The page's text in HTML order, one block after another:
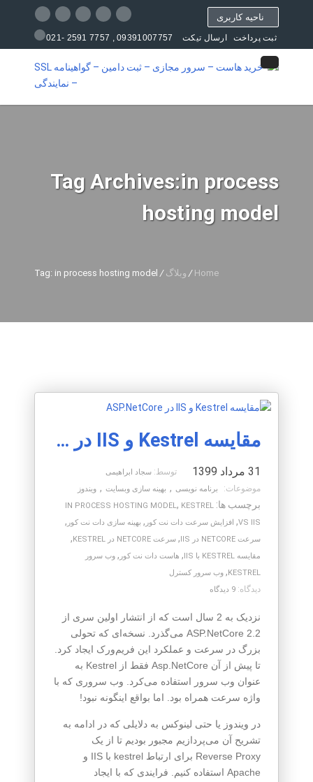
ناحیه کاربری
09391007757 , 7757 2591 -021 ثبت پرداخت
ارسال تیکت
مرکز آموزش
Tag Archives:in process
hosting model
Home
/ وبلاگ /
Tag: in process hosting model
مقایسه Kestrel و IIS در ASP.NetCore
31 مرداد 1399 توسط: سجاد ابراهیمی
موضوعات: برنامه نویسی , بهینه سازی وبسایت , ویندوز
برچسب ها: IN PROCESS HOSTING MODEL, KESTREL
VS IIS
, افزایش سرعت دات نت کور , بهینه سازی دات نت کور ,
سرعت NETCORE در IIS , سرعت NETCORE در KESTREL ,
مقایسه KESTREL با IIS , هاست دات نت کور , وب سرور
KESTREL
, وب سرور کسترل
دیدگاه: 9 دیدگاه
نزدیک به 2 سال است که از انتشار اولین سری از
ASP.NetCore 2.2 می‌گذرد. نسخه‌ای که تحولی
بزرگ در سرعت و عملکرد این فریم‌ورک ایجاد کرد.
تا پیش از آن Asp.NetCore فقط از Kestrel به
عنوان وب سرور استفاده می‌کرد. وب سروری که با
واژه سرعت همراه بود. اما بواقع اینگونه نبود!
در ویندوز یا حتی لینوکس به دلایلی که در ادامه به
تشریح آن می‌پردازیم مجبور بودیم تا از یک
Reverse Proxy برای ارتباط kestrel با IIS و
Apache استفاده کنیم. فرایندی که با ایجاد